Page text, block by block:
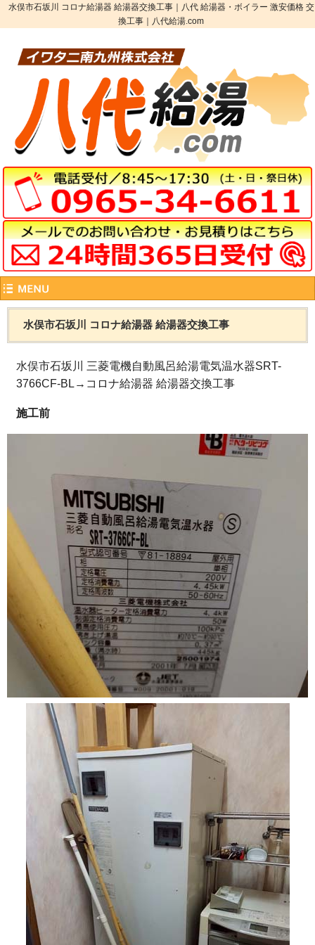
水俣市石坂川 コロナ給湯器 給湯器交換工事｜八代 給湯器・ボイラー 激安価格 交
換工事｜八代給湯.com
水俣市石坂川 コロナ給湯器 給湯器交換工事
水俣市石坂川 三菱電機自動風呂給湯電気温水器SRT-
3766CF-BL→コロナ給湯器 給湯器交換工事
施工前